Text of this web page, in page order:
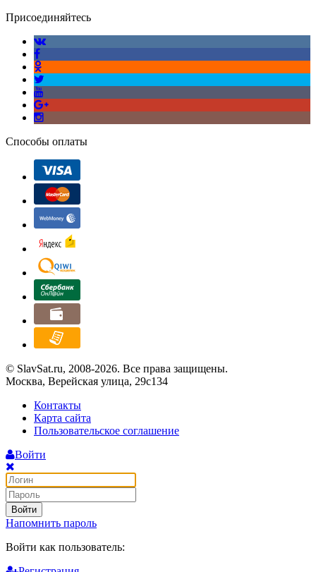
Присоединяйтесь
Способы оплаты
© SlavSat.ru, 2008-2026. Все права защищены.
Москва, Верейская улица, 29с134
Контакты
Карта сайта
Пользовательское соглашение
Войти
Войти
Напомнить пароль
Войти как пользователь: